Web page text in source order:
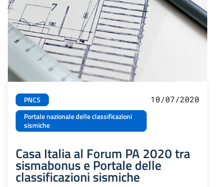
PNCS
Portale nazionale delle classificazioni
sismiche
10/07/2020
Casa Italia al Forum PA 2020 tra
sismabonus e Portale delle
classificazioni sismiche